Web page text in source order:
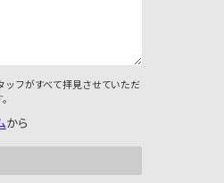
ッフがすべて拝見させていただ
から